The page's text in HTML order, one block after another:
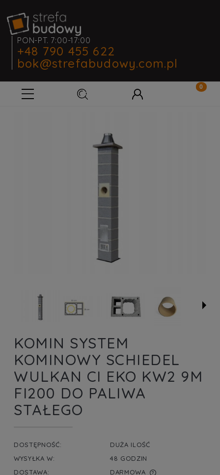
PON-PT. 7:00-17:00
+48 790 455 622
bok@strefabudowy.com.pl
KOMIN SYSTEM
KOMINOWY SCHIEDEL
WULKAN CI EKO KW2 9M
FI200 DO PALIWA
STAŁEGO
DOSTĘPNOŚĆ:
DUŻA ILOŚĆ
WYSYŁKA W:
48 GODZIN
DOSTAWA:
DARMOWA